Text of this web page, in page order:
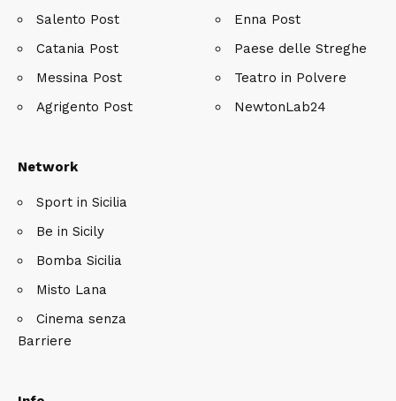
Salento Post
Catania Post
Messina Post
Agrigento Post
Enna Post
Paese delle Streghe
Teatro in Polvere
NewtonLab24
Network
Sport in Sicilia
Be in Sicily
Bomba Sicilia
Misto Lana
Cinema senza
Barriere